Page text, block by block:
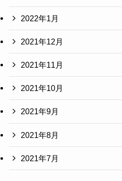
2022年1月
2021年12月
2021年11月
2021年10月
2021年9月
2021年8月
2021年7月